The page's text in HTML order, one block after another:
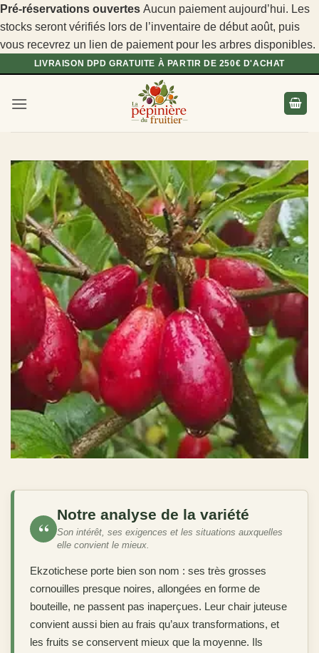
Pré-réservations ouvertes Aucun paiement aujourd’hui. Les
stocks seront vérifiés lors de l’inventaire de début août, puis
vous recevrez un lien de paiement pour les arbres disponibles.
Passer
contenu
LIVRAISON DPD GRATUITE À PARTIR DE 250€ D'ACHAT
“
Notre analyse de la variété
Son intérêt, ses exigences et les situations auxquelles
elle convient le mieux.
Ekzotichese porte bien son nom : ses très grosses
cornouilles presque noires, allongées en forme de
bouteille, ne passent pas inaperçues. Leur chair juteuse
convient aussi bien au frais qu’aux transformations, et
les fruits se conservent mieux que la moyenne. Ils